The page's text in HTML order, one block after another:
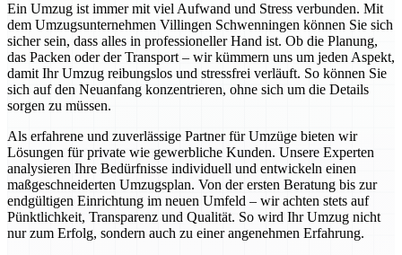
Ein Umzug ist immer mit viel Aufwand und Stress verbunden. Mit
dem Umzugsunternehmen Villingen Schwenningen können Sie sich
sicher sein, dass alles in professioneller Hand ist. Ob die Planung,
das Packen oder der Transport – wir kümmern uns um jeden Aspekt,
damit Ihr Umzug reibungslos und stressfrei verläuft. So können Sie
sich auf den Neuanfang konzentrieren, ohne sich um die Details
sorgen zu müssen.
Als erfahrene und zuverlässige Partner für Umzüge bieten wir
Lösungen für private wie gewerbliche Kunden. Unsere Experten
analysieren Ihre Bedürfnisse individuell und entwickeln einen
maßgeschneiderten Umzugsplan. Von der ersten Beratung bis zur
endgültigen Einrichtung im neuen Umfeld – wir achten stets auf
Pünktlichkeit, Transparenz und Qualität. So wird Ihr Umzug nicht
nur zum Erfolg, sondern auch zu einer angenehmen Erfahrung.